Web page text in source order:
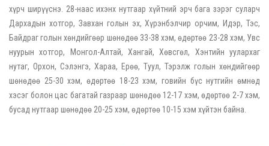
хүрч ширүүснэ. 28-наас ихэнх нутгаар хүйтний эрч бага зэрэг суларч
Дархадын хотгор, Завхан голын эх, Хүрэнбэлчир орчим, Идэр, Тэс,
Байдраг голын хөндийгөөр шөнөдөө 33-38 хэм, өдөртөө 23-28 хэм, Увс
нуурын хотгор, Монгол-Алтай, Хангай, Хөвсгөл, Хэнтийн уулархаг
нутаг, Орхон, Сэлэнгэ, Хараа, Ерөө, Туул, Тэрэлж голын хөндийгөөр
шөнөдөө 25-30 хэм, өдөртөө 18-23 хэм, говийн бүс нутгийн өмнөд
хэсэг болон цас багатай газраар шөнөдөө 12-17 хэм, өдөртөө 2-7 хэм,
бусад нутгаар шөнөдөө 20-25 хэм, өдөртөө 10-15 хэм хүйтэн байна.